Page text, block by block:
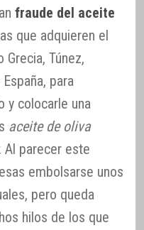
fraude del aceite
que adquieren el
Túnez,
para
y colocarle una
aceite de oliva
Al parecer este
embolsarse unos
pero queda
hilos de los que